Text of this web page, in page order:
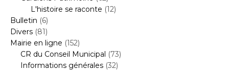
L'histoire se raconte (12)
Bulletin (6)
Divers (81)
Mairie en ligne (152)
CR du Conseil Municipal (73)
Informations générales (32)